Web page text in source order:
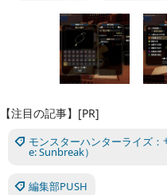
【注目の記事】[PR]
モンスターハンターライズ
e: Sunbreak）
編集部PUSH